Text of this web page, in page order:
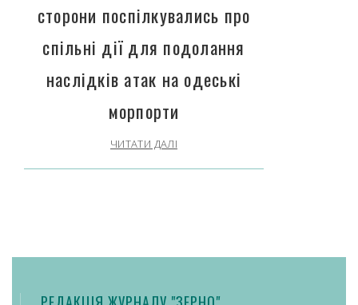
сторони поспілкувались про
спільні дії для подолання
наслідків атак на одеські
морпорти
ЧИТАТИ ДАЛІ